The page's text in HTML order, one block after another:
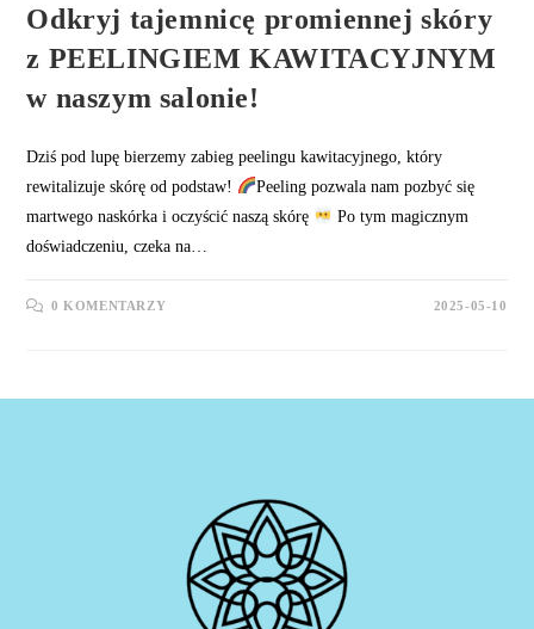
Odkryj tajemnicę promiennej skóry
z PEELINGIEM KAWITACYJNYM
w naszym salonie!
Dziś pod lupę bierzemy zabieg peelingu kawitacyjnego, który
rewitalizuje skórę od podstaw!
Peeling pozwala nam pozbyć się
martwego naskórka i oczyścić naszą skórę
Po tym magicznym
doświadczeniu, czeka na…
0 KOMENTARZY 2025-05-10